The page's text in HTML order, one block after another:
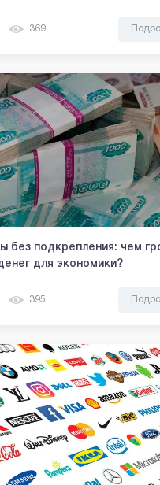
369
без подкрепления: чем
для экономики?
395